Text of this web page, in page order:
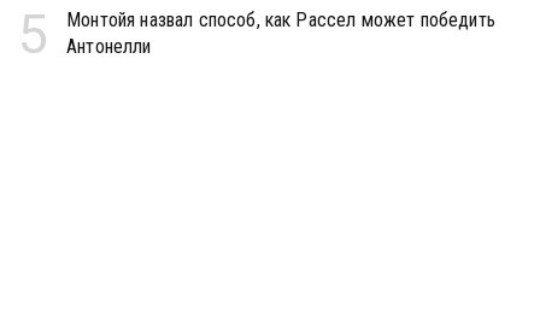
5
Монтойя назвал способ, как Рассел может победить
Антонелли